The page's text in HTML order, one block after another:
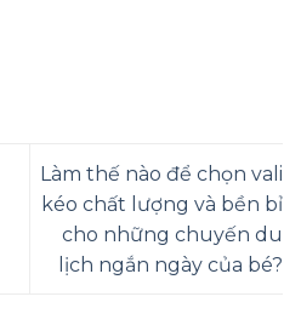
Làm thế nào để chọn vali
kéo chất lượng và bền bỉ
cho những chuyến du
lịch ngắn ngày của bé?